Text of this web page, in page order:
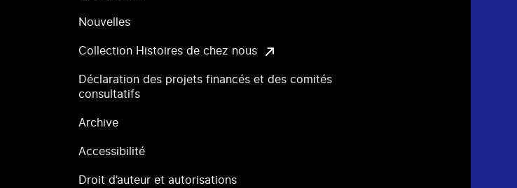
Nouvelles
Collection Histoires de chez nous
Déclaration des projets financés et des comités
consultatifs
Archive
Accessibilité
Droit d’auteur et autorisations